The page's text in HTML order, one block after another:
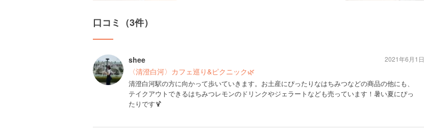
口コミ（3件）
shee
〈清澄白河〉カフェ巡り&ピクニック🌿
清澄白河駅の方に向かって歩いていきます。お土産にぴったりなはちみつなどの商品の他にも、
テイクアウトできるはちみつレモンのドリンクやジェラートなども売っています！暑い夏にぴっ
たりです🍹
2021年6月1日